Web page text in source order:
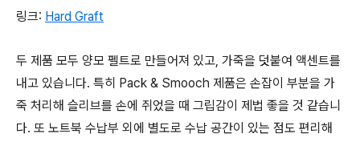
링크: Hard Graft
두 제품 모두 양모 펠트로 만들어져 있고, 가죽을 덧붙여 액센트를
내고 있습니다. 특히 Pack & Smooch 제품은 손잡이 부분을 가
죽 처리해 슬리브를 손에 쥐었을 때 그립감이 제법 좋을 것 같습니
다. 또 노트북 수납부 외에 별도로 수납 공간이 있는 점도 편리해